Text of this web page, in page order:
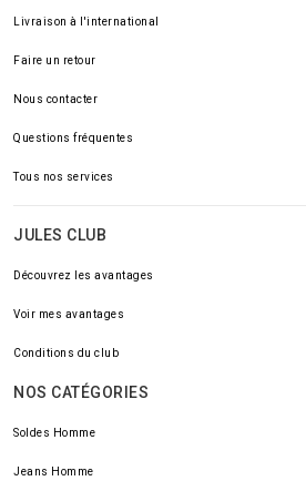
Livraison à l'international
Faire un retour
Nous contacter
Questions fréquentes
Tous nos services
JULES CLUB
Découvrez les avantages
Voir mes avantages
Conditions du club
NOS CATÉGORIES
Soldes Homme
Jeans Homme